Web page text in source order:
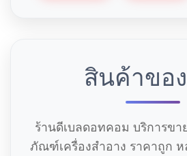
สินค้าของ
ร้านดีเบลดอทคอม บริการขา
ภัณฑ์เครื่องสำอาง ราคาถูก ห